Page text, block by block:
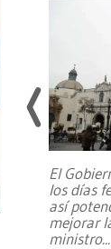
El
los días
así
mejorar
ministro...